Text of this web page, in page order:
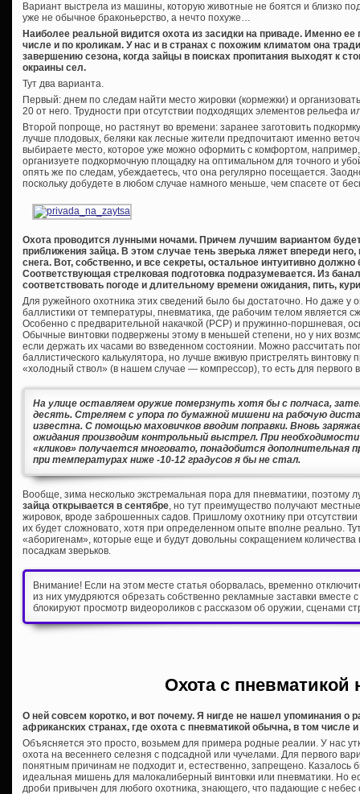
Вариант выстрела из машины, которую животные не боятся и близко
уже не обычное браконьерство, а нечто похуже…
Наиболее реальной видится охота из засидки на приваде. Именно
числе и по кроликам. У нас и в странах с похожим климатом она
завершению сезона, когда зайцы в поисках пропитания выходят к
окраины сел.
Тут два варианта.
Первый: днем по следам найти место жировки (кормежки) и
20 от него. Трудности при отсутствии подходящих элементов рельефа
Второй попроще, но растянут во времени: заранее заготовить
лучше плодовых, беляки как лесные жители предпочитают именно
выбираете место, которое уже можно оформить с комфортом,
организуете подкормочную площадку на оптимальном для точного и
опять же по следам, убеждаетесь, что она регулярно посещается.
поскольку добудете в любом случае намного меньше, чем спасете от
Охота проводится лунными ночами. Причем лучшим вариантом
приближения зайца. В этом случае тень зверька ляжет впереди
снега. Вот, собственно, и все секреты, остальное интуитивно
Соответствующая стрелковая подготовка подразумевается. Из
соответствовать погоде и длительному времени ожидания, пить,
Для ружейного охотника этих сведений было бы достаточно. Но даже у
баллистики от температуры, пневматика, где рабочим телом является
Особенно с предварительной накачкой (PCP) и пружинно-поршневая,
Обычные винтовки подвержены этому в меньшей степени, но у них
если держать их часами во взведенном состоянии. Можно рассчитать
баллистического калькулятора, но лучше вживую пристрелять
«холодный ствол» (в нашем случае — компрессор), то есть для первого
На улице оставляем оружие померзнуть хотя бы с полчаса,
десять. Стреляем с упора по бумажной мишени на рабочую
известна. С помощью маховичков вводим поправки. Вновь
ожидания производим контрольный выстрел. При
«кликов» получается многовато, понадобится дополнительная
при температурах ниже -10-12 градусов я бы не стал.
Вообще, зима несколько экстремальная пора для пневматики,
зайца открывается в сентябре, но тут преимущество получают
жировок, вроде заброшенных садов. Пришлому охотнику при
их будет сложновато, хотя при определенном опыте вполне реально.
«аборигенам», которые еще и будут довольны сокращением
посадкам зверьков.
Внимание! Если на этом месте статья оборвалась, временно
из них умудряются обрезать собственно рекламные заставки вместе
блокируют просмотр видеороликов с рассказом об оружии, сценами
Охота с пневматикой
О ней совсем коротко, и вот почему. Я нигде не нашел упоминания о
африканских странах, где охота с пневматикой обычна, в том числе и
Объясняется это просто, возьмем для примера родные реалии. У нас
охота на весеннего селезня с подсадной или чучелами. Для первого
понятным причинам не подходит и, естественно, запрещено. Казалось
идеальная мишень для малокалиберный винтовки или пневматики.
дроби привычен для любого охотника, знающего, что падающие с